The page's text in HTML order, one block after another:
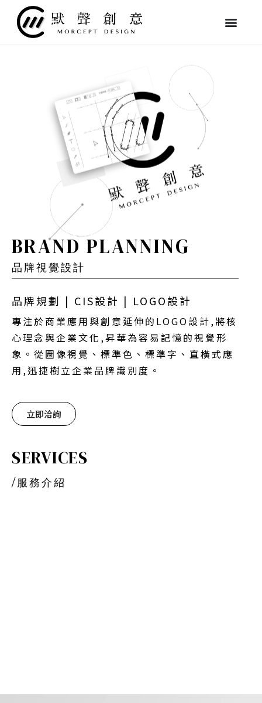
BRAND PLANNING
品牌視覺設計
品牌規劃 | CIS設計 | LOGO設計
專注於商業應用與創意延伸的 LOGO設計,將核
心理念與企業文化,昇華為容易記憶的視覺形
象。從圖像視覺、標準色、標準字、直橫式應
用,迅捷樹立企業品牌識別度。
立即洽詢
SERVICES
/ 服務介紹